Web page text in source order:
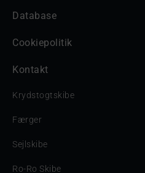
Database
Cookiepolitik
Kontakt
Krydstogtskibe
Færger
Sejlskibe
Ro-Ro Skibe